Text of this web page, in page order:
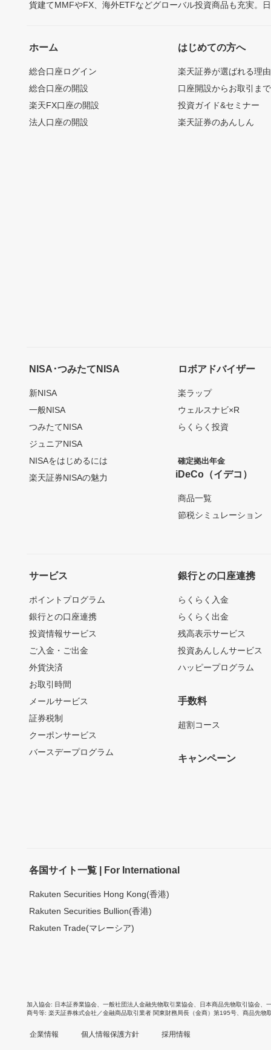
貨建てMMFやFX、海外ETFなどグローバル投資商品も充実。
ホーム
総合口座ログイン
総合口座の開設
楽天FX口座の開設
法人口座の開設
はじめての方へ
楽天証券が選ばれる理由
口座開設からお取引ま
投資ガイド&セミナー
楽天証券のあんしん
NISA･つみたてNISA
新NISA
一般NISA
つみたてNISA
ジュニアNISA
NISAをはじめるには
楽天証券NISAの魅力
ロボアドバイザー
楽ラップ
ウェルスナビ×R
らくらく投資
確定拠出年金
iDeCo（イデコ）
商品一覧
節税シミュレーション
サービス
ポイントプログラム
銀行との口座連携
投資情報サービス
ご入金・ご出金
外貨決済
お取引時間
メールサービス
証券税制
クーポンサービス
バースデープログラム
銀行との口座連携
らくらく入金
らくらく出金
残高表示サービス
投資あんしんサービス
ハッピープログラム
手数料
超割コース
キャンペーン
各国サイト一覧 | For International
Rakuten Securities Hong Kong(香港)
Rakuten Securities Bullion(香港)
Rakuten Trade(マレーシア)
加入協会 日本証券業協会 一般社団法人金融先物取引業協会 日本商品先物取引協会
商号等 楽天証券株式会社／金融商品取引業者 関東財務局長（金商）第195号、商品先物
企業情報 個人情報保護方針 採用情報